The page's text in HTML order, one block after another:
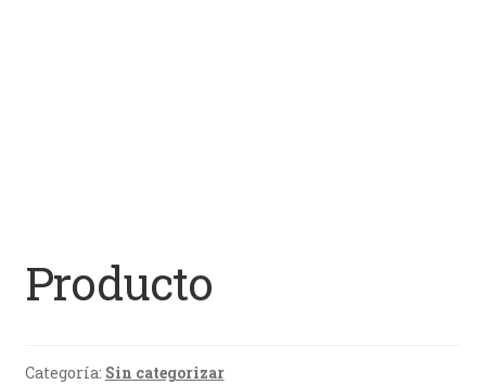
Producto
Categoría: Sin categorizar